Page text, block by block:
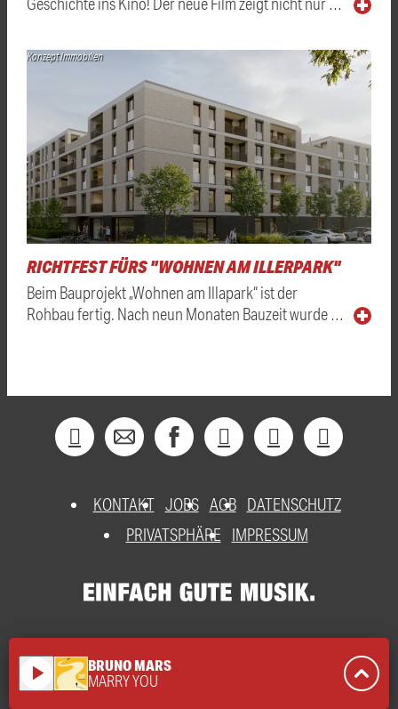
Konzept Immobilien
RICHTFEST FÜRS "WOHNEN AM ILLERPARK"
Beim Bauprojekt „Wohnen am Illapark“ ist der
Rohbau fertig. Nach neun Monaten Bauzeit wurde …
KONTAKT JOBS AGB DATENSCHUTZ
PRIVATSPHÄRE
IMPRESSUM
play_arrow BRUNO MARS
MARRY YOU